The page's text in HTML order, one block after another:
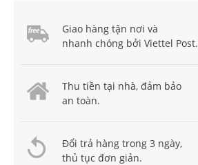
Giao hàng tận nơi và
nhanh chóng bởi Viettel Post.
Thu tiền tại nhà, đảm bảo
an toàn.
Đổi trả hàng trong 3 ngày,
thủ tục đơn giản.